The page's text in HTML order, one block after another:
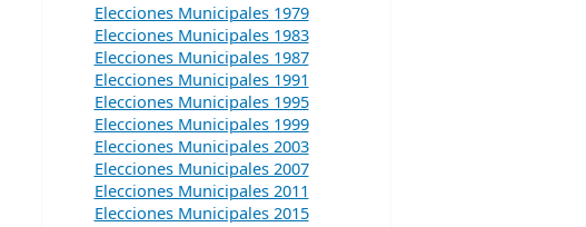
Elecciones Municipales 1979
Elecciones Municipales 1983
Elecciones Municipales 1987
Elecciones Municipales 1991
Elecciones Municipales 1995
Elecciones Municipales 1999
Elecciones Municipales 2003
Elecciones Municipales 2007
Elecciones Municipales 2011
Elecciones Municipales 2015